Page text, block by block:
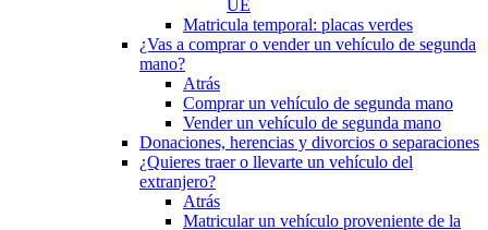
UE
Matricula temporal: placas verdes
¿Vas a comprar o vender un vehículo de segunda
mano?
Atrás
Comprar un vehículo de segunda mano
Vender un vehículo de segunda mano
Donaciones, herencias y divorcios o separaciones
¿Quieres traer o llevarte un vehículo del
extranjero?
Atrás
Matricular un vehículo proveniente de la